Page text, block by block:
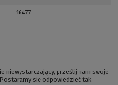
16477
niewystarczający, prześlij nam swoje
się odpowiedzieć tak